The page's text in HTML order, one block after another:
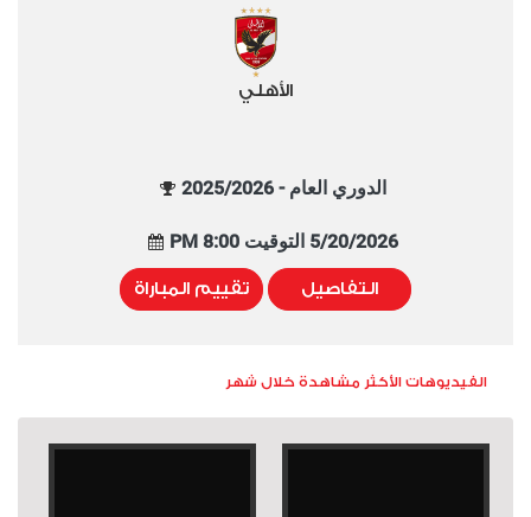
الأهلي
الدوري العام - 2025/2026
5/20/2026 التوقيت 8:00 PM
التفاصيل تقييم المباراة
الفيديوهات الأكثر مشاهدة خلال شهر